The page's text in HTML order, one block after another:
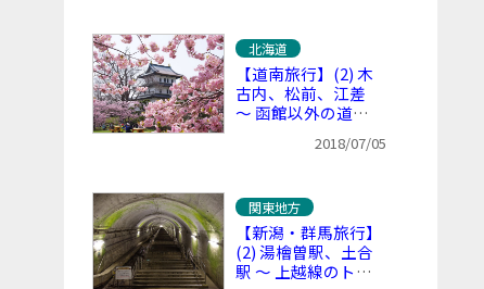
北海道
【道南旅行】(2) 木
古内、松前、江差
～ 函館以外の道南
2018/07/05
関東地方
【新潟・群馬旅行】
(2) 湯檜曽駅、土合
駅 ～ 上越線のトン